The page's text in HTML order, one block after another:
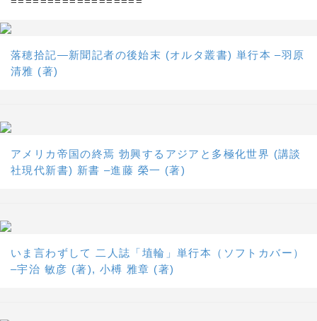
落穂拾記―新聞記者の後始末 (オルタ叢書) 単行本 –羽原
清雅 (著)
アメリカ帝国の終焉 勃興するアジアと多極化世界 (講談
社現代新書) 新書 –進藤 榮一 (著)
いま言わずして 二人誌「埴輪」単行本（ソフトカバー）
–宇治 敏彦 (著), 小榑 雅章 (著)